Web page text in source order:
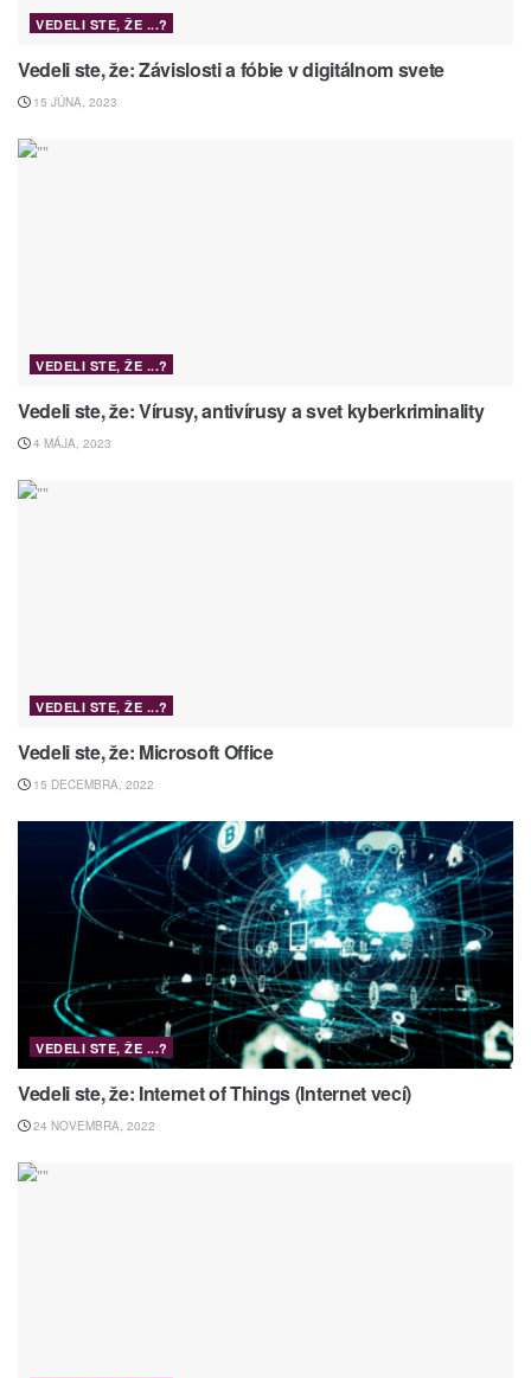
VEDELI STE, ŽE ...?
Vedeli ste, že: Závislosti a fóbie v digitálnom svete
15 JÚNA, 2023
VEDELI STE, ŽE ...?
Vedeli ste, že: Vírusy, antivírusy a svet kyberkriminality
4 MÁJA, 2023
VEDELI STE, ŽE ...?
Vedeli ste, že: Microsoft Office
15 DECEMBRA, 2022
VEDELI STE, ŽE ...?
Vedeli ste, že: Internet of Things (Internet vecí)
24 NOVEMBRA, 2022